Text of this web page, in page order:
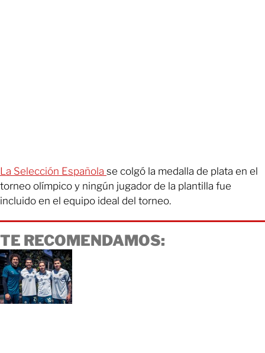
La Selección Española se colgó la medalla de plata en el
torneo olímpico y ningún jugador de la plantilla fue
incluido en el equipo ideal del torneo.
TE RECOMENDAMOS: